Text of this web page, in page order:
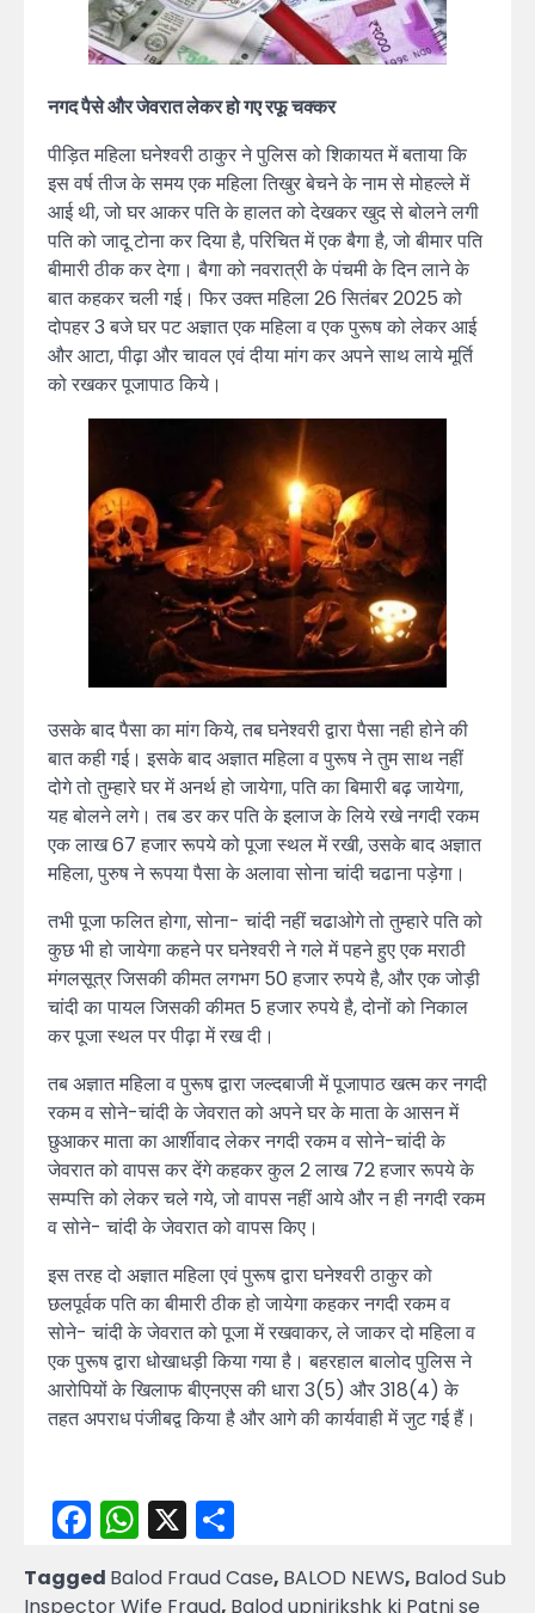
नगद पैसे और जेवरात लेकर हो गए रफू चक्कर
पीड़ित महिला घनेश्वरी ठाकुर ने पुलिस को शिकायत में बताया कि
इस वर्ष तीज के समय एक महिला तिखुर बेचने के नाम से मोहल्ले में
आई थी, जो घर आकर पति के हालत को देखकर खुद से बोलने लगी
पति को जादू टोना कर दिया है, परिचित में एक बैगा है, जो बीमार पति
बीमारी ठीक कर देगा। बैगा को नवरात्री के पंचमी के दिन लाने के
बात कहकर चली गई। फिर उक्त महिला 26 सितंबर 2025 को
दोपहर 3 बजे घर पट अज्ञात एक महिला व एक पुरूष को लेकर आई
और आटा, पीढ़ा और चावल एवं दीया मांग कर अपने साथ लाये मूर्ति
को रखकर पूजापाठ किये।
उसके बाद पैसा का मांग किये, तब घनेश्वरी द्वारा पैसा नही होने की
बात कही गई। इसके बाद अज्ञात महिला व पुरूष ने तुम साथ नहीं
दोगे तो तुम्हारे घर में अनर्थ हो जायेगा, पति का बिमारी बढ़ जायेगा,
यह बोलने लगे। तब डर कर पति के इलाज के लिये रखे नगदी रकम
एक लाख 67 हजार रूपये को पूजा स्थल में रखी, उसके बाद अज्ञात
महिला, पुरुष ने रूपया पैसा के अलावा सोना चांदी चढाना पड़ेगा।
तभी पूजा फलित होगा, सोना- चांदी नहीं चढाओगे तो तुम्हारे पति को
कुछ भी हो जायेगा कहने पर घनेश्वरी ने गले में पहने हुए एक मराठी
मंगलसूत्र जिसकी कीमत लगभग 50 हजार रुपये है, और एक जोड़ी
चांदी का पायल जिसकी कीमत 5 हजार रुपये है, दोनों को निकाल
कर पूजा स्थल पर पीढ़ा में रख दी।
तब अज्ञात महिला व पुरूष द्वारा जल्दबाजी में पूजापाठ खत्म कर नगदी
रकम व सोने-चांदी के जेवरात को अपने घर के माता के आसन में
छुआकर माता का आर्शीवाद लेकर नगदी रकम व सोने-चांदी के
जेवरात को वापस कर देंगे कहकर कुल 2 लाख 72 हजार रूपये के
सम्पत्ति को लेकर चले गये, जो वापस नहीं आये और न ही नगदी रकम
व सोने- चांदी के जेवरात को वापस किए।
इस तरह दो अज्ञात महिला एवं पुरूष द्वारा घनेश्वरी ठाकुर को
छलपूर्वक पति का बीमारी ठीक हो जायेगा कहकर नगदी रकम व
सोने- चांदी के जेवरात को पूजा में रखवाकर, ले जाकर दो महिला व
एक पुरूष द्वारा धोखाधड़ी किया गया है। बहरहाल बालोद पुलिस ने
आरोपियों के खिलाफ बीएनएस की धारा 3(5) और 318(4) के
तहत अपराध पंजीबद्व किया है और आगे की कार्यवाही में जुट गई हैं।
Facebook
WhatsApp
X
Tagged Balod Fraud Case, BALOD NEWS, Balod Sub
Inspector Wife Fraud, Balod upnirikshk ki Patni se